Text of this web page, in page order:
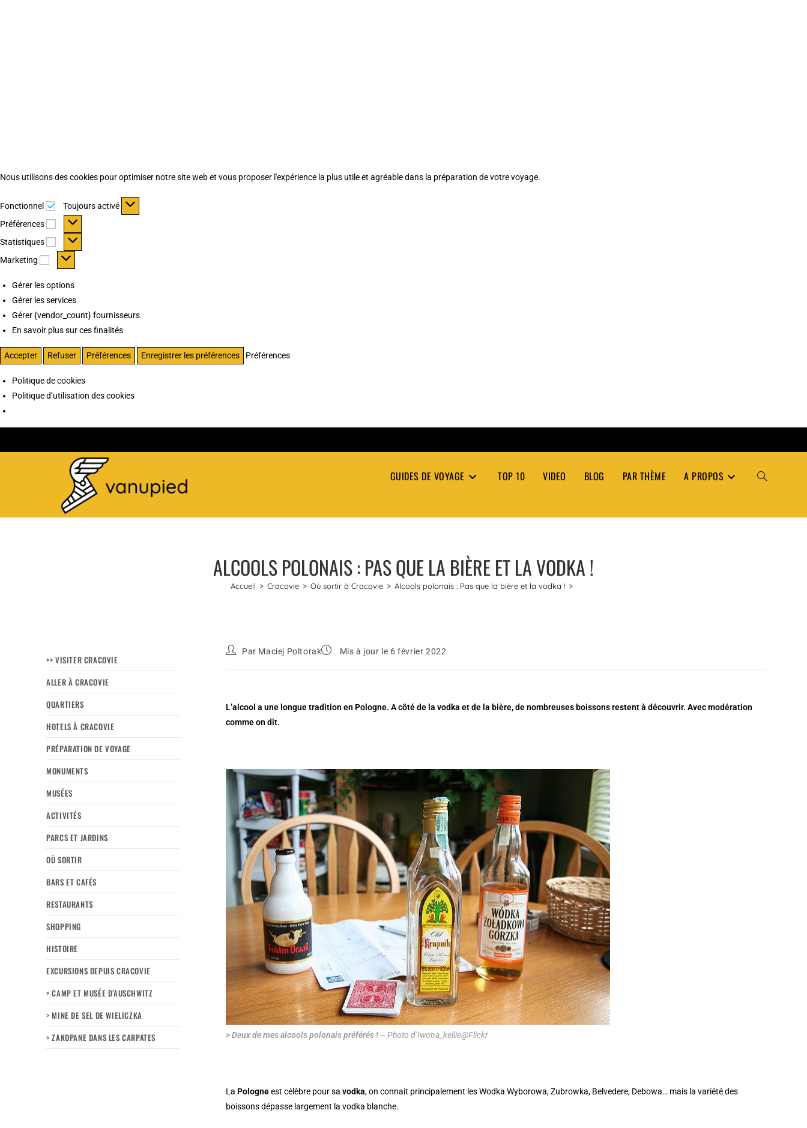
Nous utilisons des cookies pour optimiser notre site web et vous proposer l'expérience la plus utile et agréable dans la préparation de votre voyage.
Fonctionnel Fonctionnel
Toujours activé
Préférences
Préférences
Statistiques Statistiques
Marketing Marketing
Gérer les options
Gérer les services
Gérer {vendor_count} fournisseurs
En savoir plus sur ces finalités
Accepter Refuser Préférences Enregistrer les préférences Préférences
Politique de cookies
Politique d’utilisation des cookies
GUIDES DE VOYAGE TOP 10 VIDEO BLOG PAR THÈME A PROPOS TOGGLE
ALCOOLS POLONAIS : PAS QUE LA BIÈRE ET LA VODKA !
Accueil > Cracovie > Où sortir à Cracovie > Alcools polonais : Pas que la bière et la vodka ! >
>> VISITER CRACOVIE
ALLER À CRACOVIE
QUARTIERS
HOTELS À CRACOVIE
PRÉPARATION DE VOYAGE
MONUMENTS
MUSÉES
ACTIVITÉS
PARCS ET JARDINS
OÙ SORTIR
BARS ET CAFÉS
RESTAURANTS
SHOPPING
HISTOIRE
EXCURSIONS DEPUIS CRACOVIE
> CAMP ET MUSÉE D’AUSCHWITZ
> MINE DE SEL DE WIELICZKA
> ZAKOPANE DANS LES CARPATES
Par Maciej Poltorak Mis à jour le 6 février 2022
L’alcool a une longue tradition en Pologne. A côté de la vodka et de la bière, de nombreuses boissons restent à découvrir. Avec modération
comme on dit.
> Deux de mes alcools polonais préférés ! – Photo d’Iwona_kellie@Flickr
La Pologneest célèbre pour savodka, on connait principalement les Wodka Wyborowa, Zubrowka, Belvedere, Debowa… mais la variété des
boissons dépasse largement la vodka blanche.